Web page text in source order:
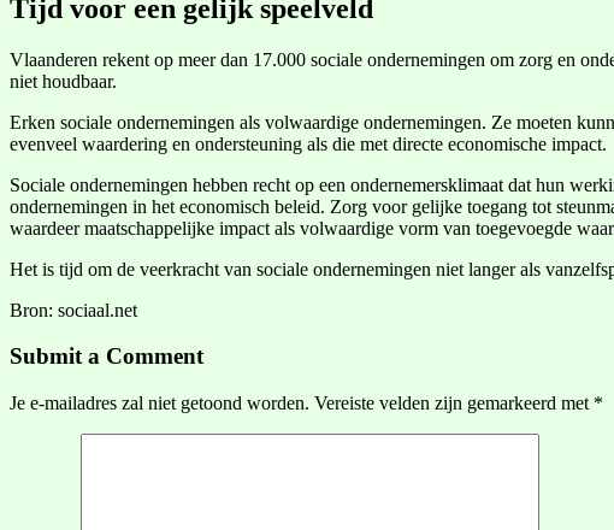
Tijd voor een gelijk speelveld
Vlaanderen rekent op meer dan 17.000 sociale ondernemingen om zorg en
niet houdbaar.
Erken sociale ondernemingen als volwaardige ondernemingen. Ze moeten
evenveel waardering en ondersteuning als die met directe economische impact.
Sociale ondernemingen hebben recht op een ondernemersklimaat dat hun
ondernemingen in het economisch beleid. Zorg voor gelijke toegang tot
waardeer maatschappelijke impact als volwaardige vorm van toegevoegde
Het is tijd om de veerkracht van sociale ondernemingen niet langer als
Bron: sociaal.net
Submit a Comment
Je e-mailadres zal niet getoond worden. Vereiste velden zijn gemarkeerd met *